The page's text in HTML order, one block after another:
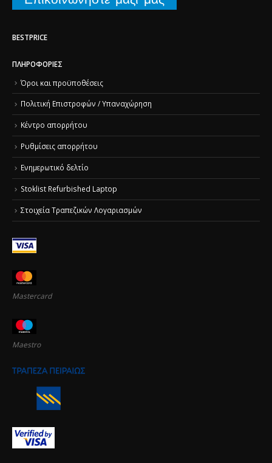
BESTPRICE
ΠΛΗΡΟΦΟΡΊΕΣ
Όροι και προϋποθέσεις
Πολιτική Επιστροφών / Υπαναχώρηση
Κέντρο απορρήτου
Ρυθμίσεις απορρήτου
Ενημερωτικό δελτίο
Stoklist Refurbished Laptop
Στοιχεία Τραπεζικών Λογαριασμών
Mastercard
Maestro